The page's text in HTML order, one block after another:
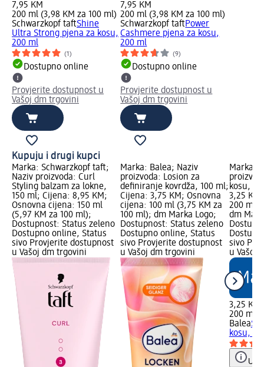
7,95 KM
200 ml (3,98 KM za 100 ml)
Schwarzkopf taftShine
Ultra Strong pjena za kosu,
200 ml
(1)
Dostupno online
Provjerite dostupnost u
Vašoj dm trgovini
7,95 KM
200 ml (3,98 KM za 100 ml)
Schwarzkopf taftPower
Cashmere pjena za kosu,
200 ml
(9)
Dostupno online
Provjerite dostupnost u
Vašoj dm trgovini
Kupuju i drugi kupci
Marka: Schwarzkopf taft;
Naziv proizvoda: Curl
Styling balzam za lokne,
150 ml; Cijena: 8,95 KM;
Osnovna cijena: 150 ml
(5,97 KM za 100 ml);
Dostupnost: Status zeleno
Dostupno online, Status
sivo Provjerite dostupnost
u Vašoj dm trgovini
Marka: Balea; Naziv
proizvoda: Losion za
definiranje kovrdža, 100 ml;
Cijena: 3,75 KM; Osnovna
cijena: 100 ml (3,75 KM za
100 ml); dm Marka Logo;
Dostupnost: Status zeleno
Dostupno online, Status
sivo Provjerite dostupnost
u Vašoj dm trgovini
Marka:
kosu,
3,25
200 ml
dm
sivo
u Vašoj
3,25 KM
200 ml
Balea
kosu,